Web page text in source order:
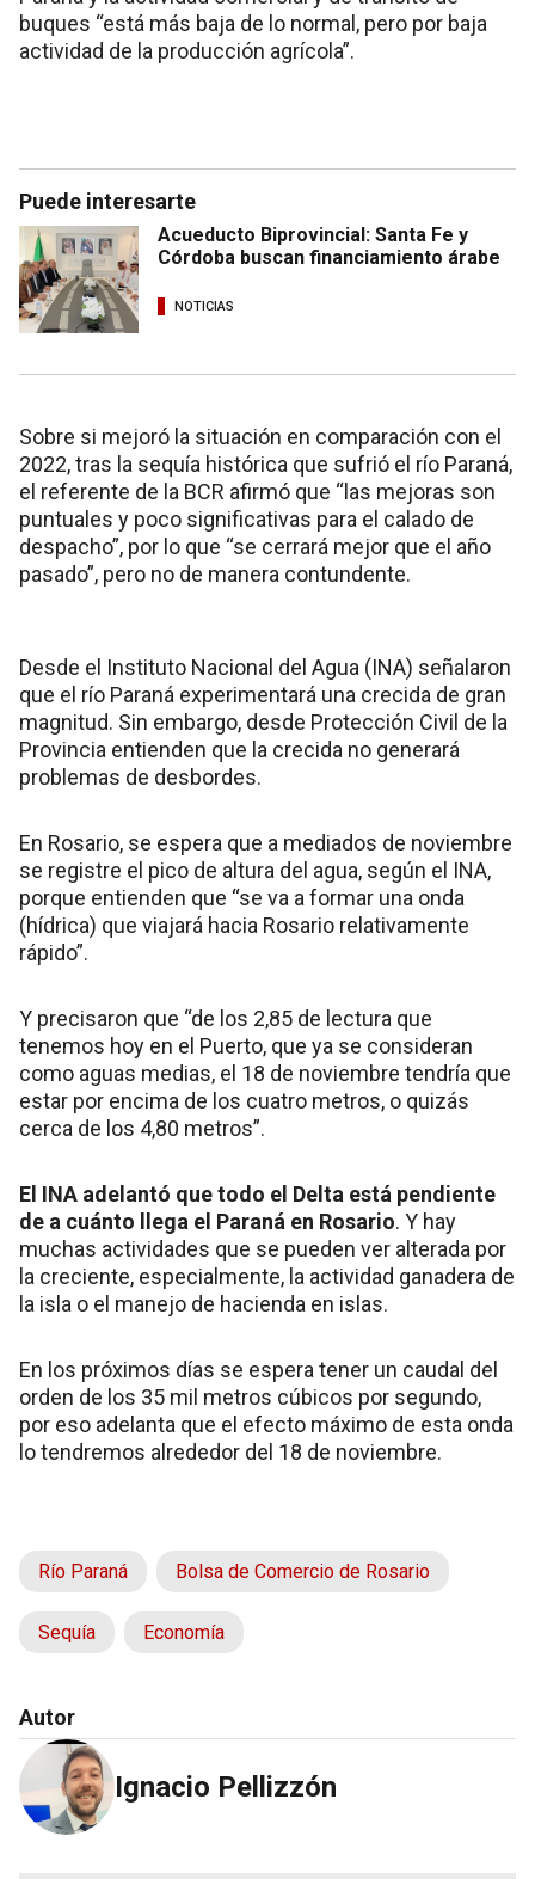
buques “está más baja de lo normal, pero por baja
actividad de la producción agrícola”.
Puede interesarte
Acueducto Biprovincial: Santa Fe y
Córdoba buscan financiamiento árabe
NOTICIAS
Sobre si mejoró la situación en comparación con el
2022, tras la sequía histórica que sufrió el río Paraná,
el referente de la BCR afirmó que “las mejoras son
puntuales y poco significativas para el calado de
despacho”, por lo que “se cerrará mejor que el año
pasado”, pero no de manera contundente.
Desde el Instituto Nacional del Agua (INA) señalaron
que el río Paraná experimentará una crecida de gran
magnitud. Sin embargo, desde Protección Civil de la
Provincia entienden que la crecida no generará
problemas de desbordes.
En Rosario, se espera que a mediados de noviembre
se registre el pico de altura del agua, según el INA,
porque entienden que “se va a formar una onda
(hídrica) que viajará hacia Rosario relativamente
rápido”.
Y precisaron que “de los 2,85 de lectura que
tenemos hoy en el Puerto, que ya se consideran
como aguas medias, el 18 de noviembre tendría que
estar por encima de los cuatro metros, o quizás
cerca de los 4,80 metros”.
El INA adelantó que todo el Delta está pendiente
de a cuánto llega el Paraná en Rosario. Y hay
muchas actividades que se pueden ver alterada por
la creciente, especialmente, la actividad ganadera de
la isla o el manejo de hacienda en islas.
En los próximos días se espera tener un caudal del
orden de los 35 mil metros cúbicos por segundo,
por eso adelanta que el efecto máximo de esta onda
lo tendremos alrededor del 18 de noviembre.
Río Paraná Bolsa de Comercio de Rosario
Sequía Economía
Autor
Ignacio Pellizzón